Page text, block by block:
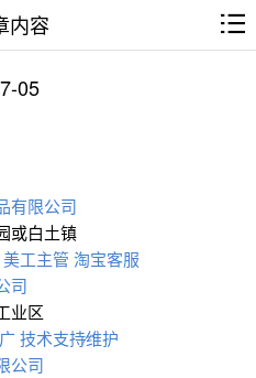
内容
05
有限公司
或白土镇
美工主管 淘宝客服
司
业区
技术支持∕维护
公司